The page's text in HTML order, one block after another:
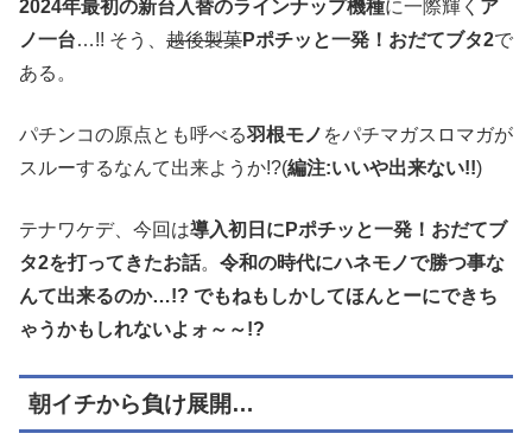
2024年最初の新台入替のラインナップ機種に一際輝く ア
ノ一台…!! そう、 越後製菓Pポチッと一発！おだてブタ2で
ある。
パチンコの原点とも呼べる羽根モノ をパチマガスロマガが
スルーするなんて出来ようか!?(編注:いいや出来ない!!)
テナワケデ、今回は導入初日にPポチッと一発！おだてブ
タ2を打ってきたお話。 令和の時代にハネモノで勝つ事な
んて出来るのか…!? でもねもしかしてほんとーにできち
ゃうかもしれないよォ～～!?
朝イチから負け展開…